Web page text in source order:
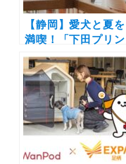
【静岡】愛犬と夏を
満喫！「下田プリン
スホテル」にシーカ
ヤック＆ドッグマッ
サージ付きプランが
登場！ワンちゃんと
過ごす贅沢ステイ